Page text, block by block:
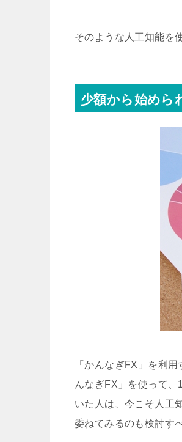
そのような人工知能を
少額から始めら
「かんなぎFX」を利
んなぎFX」を使って
いた人は、今こそ人工
委ねてみるのも検討す